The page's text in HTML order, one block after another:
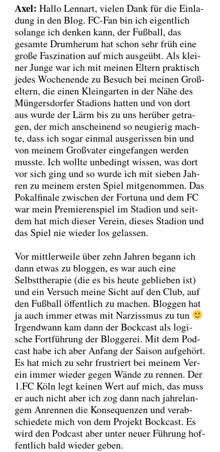
Axel: Hal­lo Lenn­art, vie­len Dank für die Ein­la­
dung in den Blog. FC-Fan bin ich eigent­lich
solan­ge ich den­ken kann, der Fuß­ball, das
gesam­te Drum­her­um hat schon sehr früh eine
gro­ße Fas­zi­na­ti­on auf mich aus­ge­übt. Als klei­
ner Jun­ge war ich mit mei­nen Eltern prak­tisch
jedes Wochen­en­de zu Besuch bei mei­nen Groß­
el­tern, die einen Klein­gar­ten in der Nähe des
Mün­gers­dor­fer Sta­di­ons hat­ten und von dort
aus wur­de der Lärm bis zu uns her­über getra­
gen, der mich anschei­nend so neu­gie­rig mach­
te, dass ich sogar ein­mal aus­ge­ris­sen bin und
von mei­nem Groß­va­ter ein­ge­fan­gen wer­den
muss­te. Ich woll­te unbe­dingt wis­sen, was dort
vor sich ging und so wur­de ich mit sie­ben Jah­
ren zu mei­nem ers­ten Spiel mit­ge­nom­men. Das
Pokal­fi­na­le zwi­schen der For­tu­na und dem FC
war mein Pre­mie­ren­spiel im Sta­di­on und seit­
dem hat mich die­ser Ver­ein, die­ses Sta­di­on und
das Spiel nie wie­der los gelas­sen.
Vor mitt­ler­wei­le über zehn Jah­ren begann ich
dann etwas zu blog­gen, es war auch eine
Selbst­the­ra­pie (die es bis heu­te geblie­ben ist)
und ein Ver­such mei­ne Sicht auf den Club, auf
den Fuß­ball öffent­lich zu machen. Blog­gen hat
ja auch immer etwas mit Nar­ziss­mus zu tun
Irgend­wann kam dann der Bock­cast als logi­
sche Fort­füh­rung der Blog­ge­rei. Mit dem Pod­
cast habe ich aber Anfang der Sai­son auf­ge­hört.
Es hat mich zu sehr frus­triert bei mei­nem Ver­
ein immer wie­der gegen Wän­de zu ren­nen. Der
1.FC Köln legt kei­nen Wert auf mich, das muss
er auch nicht aber ich zog dann nach jah­re­lan­
gem Anren­nen die Kon­se­quen­zen und ver­ab­
schie­de­te mich von dem Pro­jekt Bock­cast. Es
wird den Pod­cast aber unter neu­er Füh­rung hof­
fent­lich bald wie­der geben.